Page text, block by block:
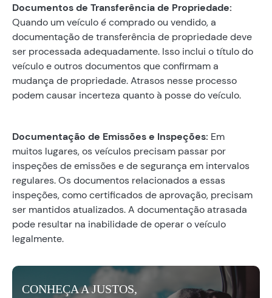
Documentos de Transferência de Propriedade:
Quando um veículo é comprado ou vendido, a
documentação de transferência de propriedade deve
ser processada adequadamente. Isso inclui o título do
veículo e outros documentos que confirmam a
mudança de propriedade. Atrasos nesse processo
podem causar incerteza quanto à posse do veículo.
Documentação de Emissões e Inspeções: Em
muitos lugares, os veículos precisam passar por
inspeções de emissões e de segurança em intervalos
regulares. Os documentos relacionados a essas
inspeções, como certificados de aprovação, precisam
ser mantidos atualizados. A documentação atrasada
pode resultar na inabilidade de operar o veículo
legalmente.
CONHEÇA A JUSTOS,